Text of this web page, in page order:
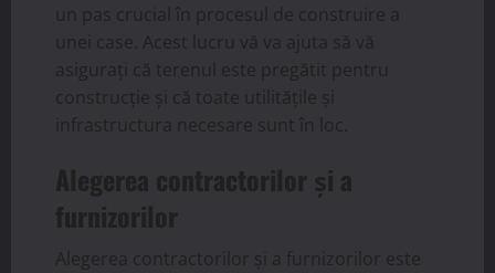
un pas crucial în procesul de construire a
unei case. Acest lucru vă va ajuta să vă
asigurați că terenul este pregătit pentru
construcție și că toate utilitățile și
infrastructura necesare sunt în loc.
Alegerea contractorilor și a
furnizorilor
Alegerea contractorilor și a furnizorilor este